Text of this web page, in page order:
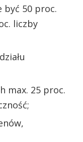
być 50 proc.
liczby
max. 25 proc.